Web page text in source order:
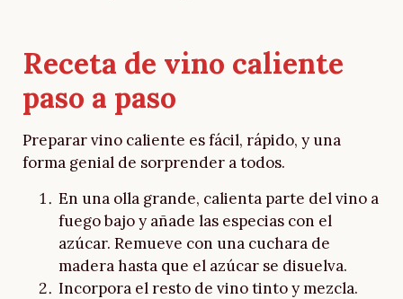
Receta de vino caliente
paso a paso
Preparar vino caliente es fácil, rápido, y una
forma genial de sorprender a todos.
En una olla grande, calienta parte del vino a
fuego bajo y añade las especias con el
azúcar. Remueve con una cuchara de
madera hasta que el azúcar se disuelva.
Incorpora el resto de vino tinto y mezcla.